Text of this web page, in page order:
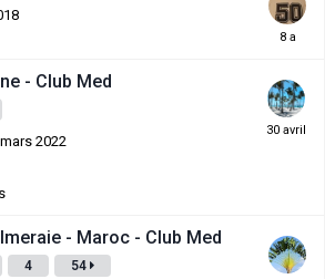
- Club Med
2022
- Maroc - Club Med
4 54